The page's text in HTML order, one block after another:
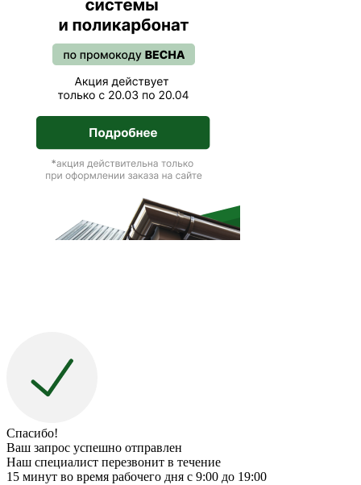
Спасибо!
Ваш запрос успешно отправлен
Наш специалист перезвонит в течение
15 минут во время рабочего дня с 9:00 до 19:00